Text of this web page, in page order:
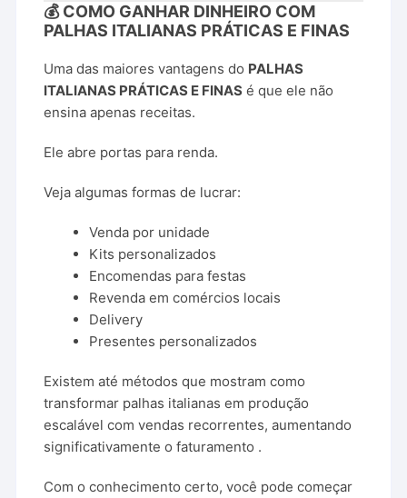
💰 COMO GANHAR DINHEIRO COM
PALHAS ITALIANAS PRÁTICAS E FINAS
Uma das maiores vantagens do PALHAS
ITALIANAS PRÁTICAS E FINAS é que ele não
ensina apenas receitas.
Ele abre portas para renda.
Veja algumas formas de lucrar:
Venda por unidade
Kits personalizados
Encomendas para festas
Revenda em comércios locais
Delivery
Presentes personalizados
Existem até métodos que mostram como
transformar palhas italianas em produção
escalável com vendas recorrentes, aumentando
significativamente o faturamento .
Com o conhecimento certo, você pode começar